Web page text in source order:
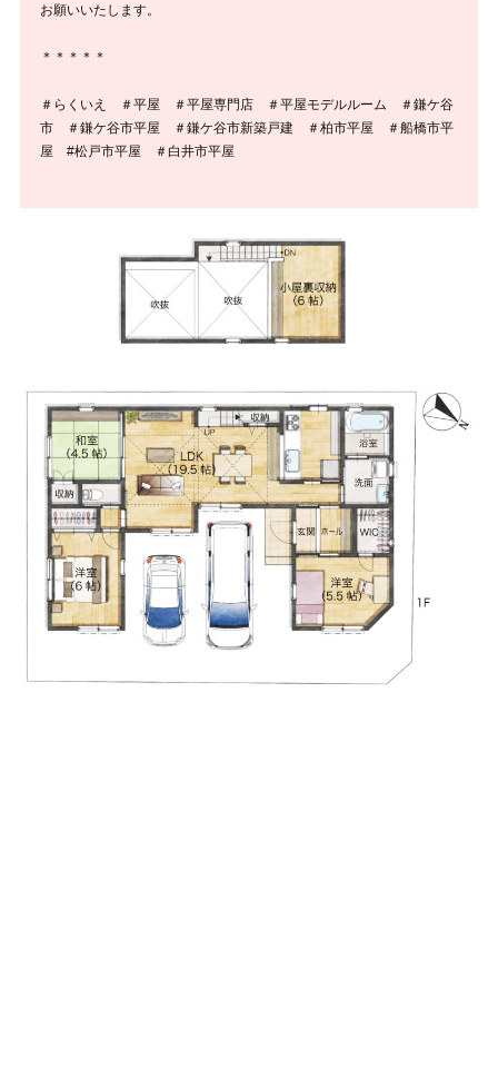
お願いいたします。
＊＊＊＊＊
＃らくいえ ＃平屋 ＃平屋専門店 ＃平屋モデルルーム ＃鎌ケ谷
市 ＃鎌ケ谷市平屋 ＃鎌ケ谷市新築戸建 ＃柏市平屋 ＃船橋市平
屋 #松戸市平屋 ＃白井市平屋